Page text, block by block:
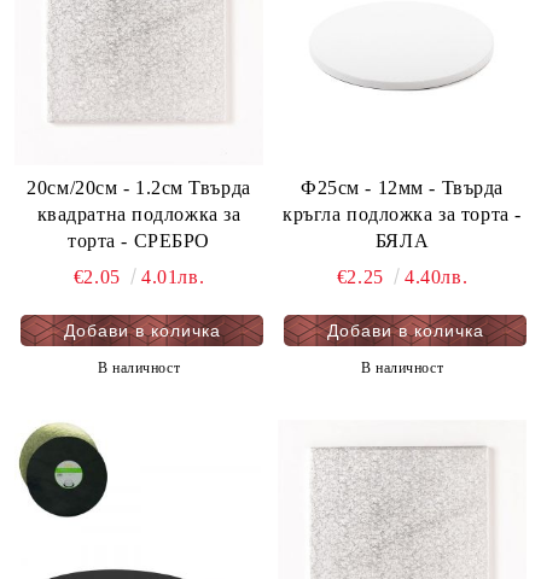
20см/20см - 1.2см Твърда
квадратна подложка за
торта - СРЕБРО
€2.05
4.01лв.
В наличност
Ф25см - 12мм - Твърда
кръгла подложка за торта -
БЯЛА
€2.25
4.40лв.
В наличност